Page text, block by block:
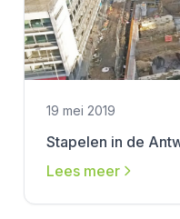
19 mei 2019
Stapelen in de
Lees meer